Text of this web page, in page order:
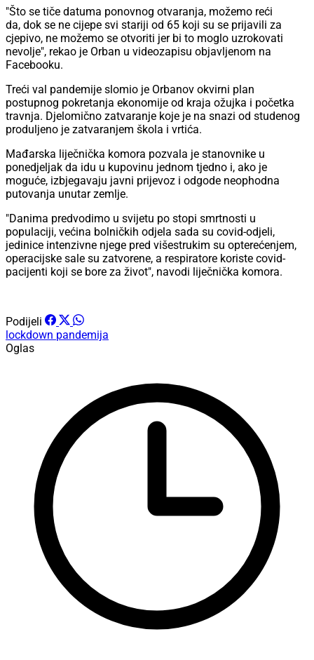
"Što se tiče datuma ponovnog otvaranja, možemo reći
da, dok se ne cijepe svi stariji od 65 koji su se prijavili za
cjepivo, ne možemo se otvoriti jer bi to moglo uzrokovati
nevolje", rekao je Orban u videozapisu objavljenom na
Facebooku.
Treći val pandemije slomio je Orbanov okvirni plan
postupnog pokretanja ekonomije od kraja ožujka i početka
travnja. Djelomično zatvaranje koje je na snazi od studenog
produljeno je zatvaranjem škola i vrtića.
Mađarska liječnička komora pozvala je stanovnike u
ponedjeljak da idu u kupovinu jednom tjedno i, ako je
moguće, izbjegavaju javni prijevoz i odgode neophodna
putovanja unutar zemlje.
"Danima predvodimo u svijetu po stopi smrtnosti u
populaciji, većina bolničkih odjela sada su covid-odjeli,
jedinice intenzivne njege pred višestrukim su opterećenjem,
operacijske sale su zatvorene, a respiratore koriste covid-
pacijenti koji se bore za život", navodi liječnička komora.
Podijeli
lockdown pandemija
Oglas